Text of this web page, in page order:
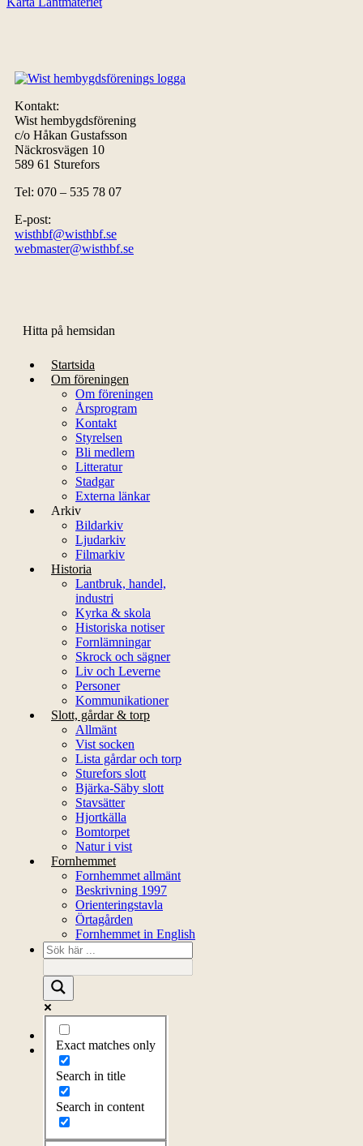
Kontakt:
Wist hembygdsförening
c/o Håkan Gustafsson
Näckrosvägen 10
589 61 Sturefors
Tel: 070 – 535 78 07
E-post:
wisthbf@wisthbf.se
webmaster@wisthbf.se
Hitta på hemsidan
Startsida
Om föreningen
Om föreningen
Årsprogram
Kontakt
Styrelsen
Bli medlem
Litteratur
Stadgar
Externa länkar
Arkiv
Bildarkiv
Ljudarkiv
Filmarkiv
Historia
Lantbruk, handel,
industri
Kyrka & skola
Historiska notiser
Fornlämningar
Skrock och sägner
Liv och Leverne
Personer
Kommunikationer
Slott, gårdar & torp
Allmänt
Vist socken
Lista gårdar och torp
Sturefors slott
Bjärka-Säby slott
Stavsätter
Hjortkälla
Bomtorpet
Natur i vist
Fornhemmet
Fornhemmet allmänt
Beskrivning 1997
Orienteringstavla
Örtagården
Fornhemmet in English
Exact matches only
Search in title
Search in content
Startsida
Om föreningen
Årsprogram
Styrelsen
Litteratur